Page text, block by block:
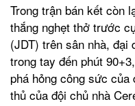
Trong trận bán kết còn
thắng nghẹt thở trước
(JDT) trên sân nhà, đại
trong tay đến phút
phá hỏng công sức
thủ của đội chủ nhà